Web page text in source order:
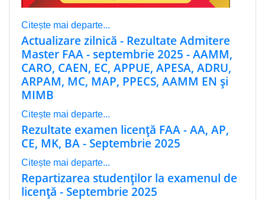
Citește mai departe...
Actualizare zilnică - Rezultate Admitere
Master FAA - septembrie 2025 - AAMM,
CARO, CAEN, EC, APPUE, APESA, ADRU,
ARPAM, MC, MAP, PPECS, AAMM EN și
MIMB
Citește mai departe...
Rezultate examen licenţă FAA - AA, AP,
CE, MK, BA - Septembrie 2025
Citește mai departe...
Repartizarea studenţilor la examenul de
licenţă - Septembrie 2025